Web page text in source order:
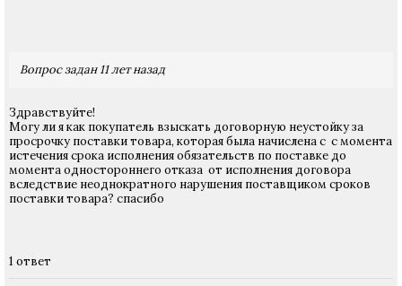
Вопрос задан 11 лет назад
Здравствуйте!
Могу ли я как покупатель взыскать договорную неустойку за
просрочку поставки товара, которая была начислена с с момента
истечения срока исполнения обязательств по поставке до
момента одностороннего отказа от исполнения договора
вследствие неоднократного нарушения поставщиком сроков
поставки товара? спасибо
1 ответ